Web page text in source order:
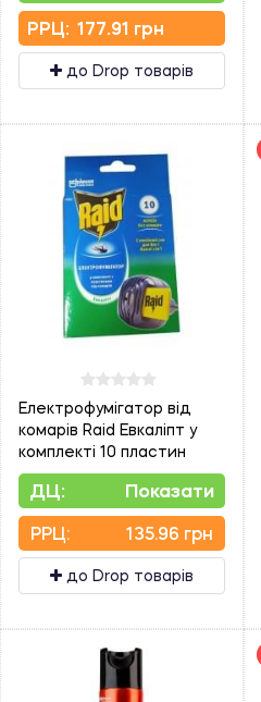
PPЦ: 177.91 грн
до Drop товарів
Електрофумігатор від
комарів Raid Евкаліпт у
комплекті 10 пластин
ДЦ: Показати
PPЦ: 135.96 грн
до Drop товарів